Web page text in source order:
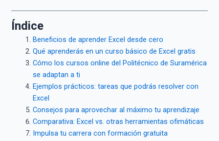
Índice
Beneficios de aprender Excel desde cero
Qué aprenderás en un curso básico de Excel gratis
Cómo los cursos online del Politécnico de Suramérica
se adaptan a ti
Ejemplos prácticos: tareas que podrás resolver con
Excel
Consejos para aprovechar al máximo tu aprendizaje
Comparativa: Excel vs. otras herramientas ofimáticas
Impulsa tu carrera con formación gratuita